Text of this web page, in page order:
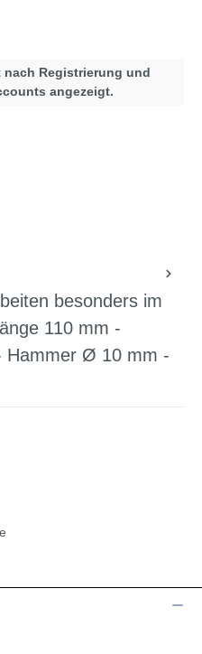
nach Registrierung und
angezeigt.
besonders im
110 mm -
Hammer Ø 10 mm -